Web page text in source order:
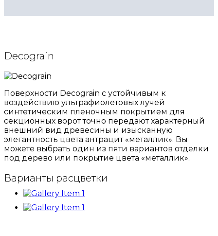
Decograin
Поверхности Decograin с устойчивым к
воздействию ультрафиолетовых лучей
синтетическим пленочным покрытием для
секционных ворот точно передают характерный
внешний вид древесины и изысканную
элегантность цвета антрацит «металлик». Вы
можете выбрать один из пяти вариантов отделки
под дерево или покрытие цвета «металлик».
Варианты расцветки